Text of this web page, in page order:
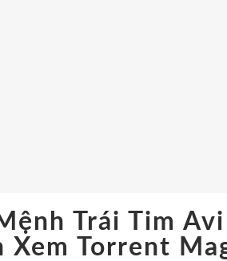
Trái Tim
Xem Torrent